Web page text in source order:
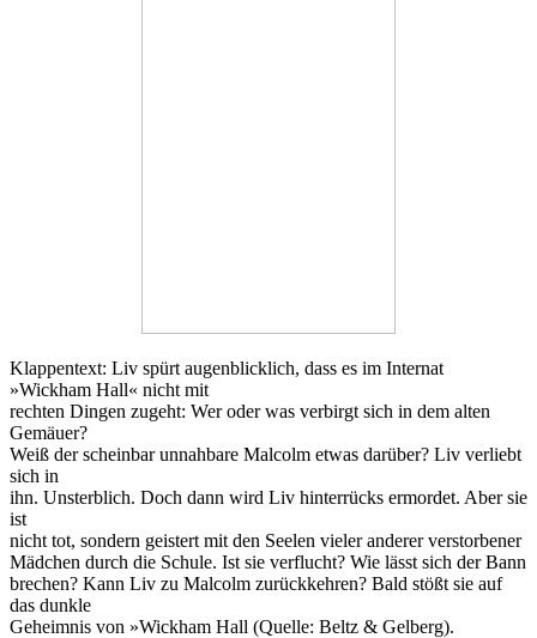
Klappentext: Liv spürt augenblicklich, dass es im Internat
»Wickham Hall« nicht mit
rechten Dingen zugeht: Wer oder was verbirgt sich in dem alten
Gemäuer?
Weiß der scheinbar unnahbare Malcolm etwas darüber? Liv verliebt
sich in
ihn. Unsterblich. Doch dann wird Liv hinterrücks ermordet. Aber sie
ist
nicht tot, sondern geistert mit den Seelen vieler anderer verstorbener
Mädchen durch die Schule. Ist sie verflucht? Wie lässt sich der Bann
brechen? Kann Liv zu Malcolm zurückkehren? Bald stößt sie auf
das dunkle
Geheimnis von »Wickham Hall (Quelle: Beltz & Gelberg).